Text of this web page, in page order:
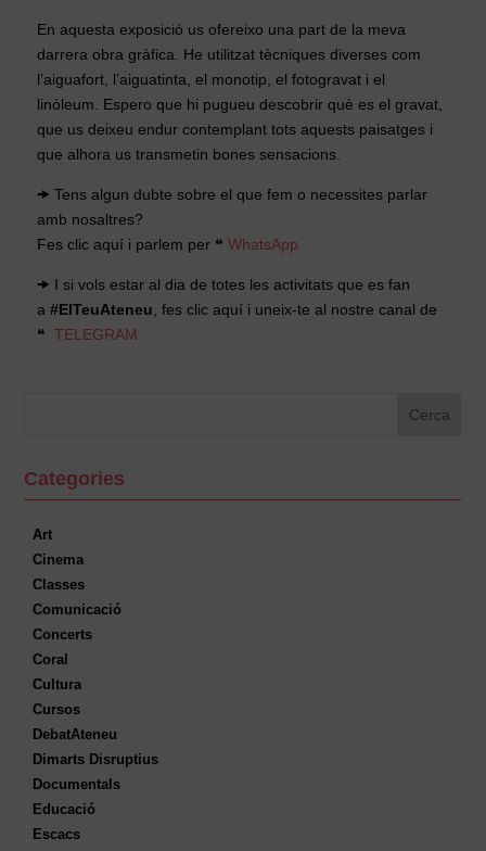
En aquesta exposició us ofereixo una part de la meva
darrera obra gràfica. He utilitzat tècniques diverses com
l’aiguafort, l’aiguatinta, el monotip, el fotogravat i el
linòleum. Espero que hi pugueu descobrir què es el gravat,
que us deixeu endur contemplant tots aquests paisatges i
que alhora us transmetin bones sensacions.
🠞 Tens algun dubte sobre el que fem o necessites parlar
amb nosaltres?
Fes clic aquí i parlem per ❝WhatsApp
🠞 I si vols estar al dia de totes les activitats que es fan
a#ElTeuAteneu , fes clic aquí i uneix-te al nostre canal de
❝TELEGRAM
Categories
Art
Cinema
Classes
Comunicació
Concerts
Coral
Cultura
Cursos
DebatAteneu
Dimarts Disruptius
Documentals
Educació
Escacs